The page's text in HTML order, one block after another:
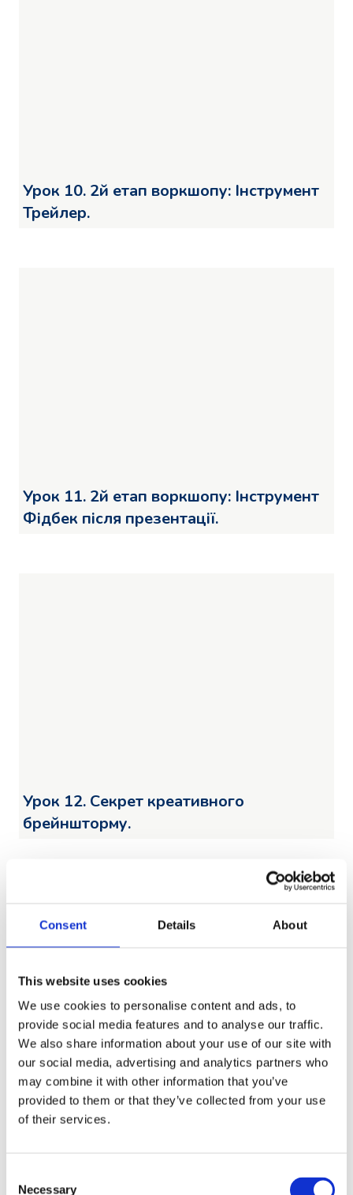
Consent Details About
This website uses cookies
We use cookies to personalise content and ads, to
provide social media features and to analyse our traffic.
We also share information about your use of our site with
our social media, advertising and analytics partners who
may combine it with other information that you’ve
provided to them or that they’ve collected from your use
of their services.
Necessary
Урок 10. 2й етап воркшопу: Інструмент
Трейлер.
Урок 11. 2й етап воркшопу: Інструмент
Фідбек після презентації.
Урок 12. Секрет креативного
брейншторму.
Урок 13. 3й етап воркшопу: Інструмент
Відкритий збір ідей.